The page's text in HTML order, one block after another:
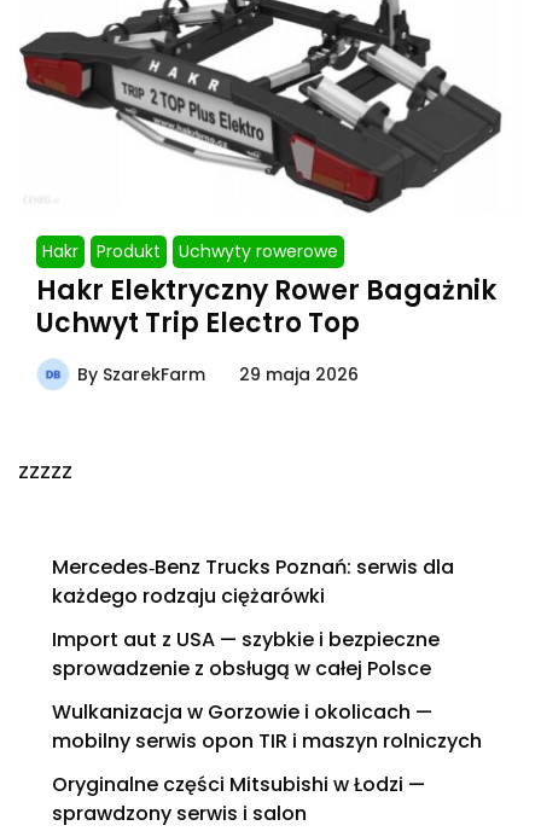
Hakr Produkt Uchwyty rowerowe
Hakr Elektryczny Rower Bagażnik
Uchwyt Trip Electro Top
By SzarekFarm 29 maja 2026
zzzzz
Mercedes‑Benz Trucks Poznań: serwis dla
każdego rodzaju ciężarówki
Import aut z USA — szybkie i bezpieczne
sprowadzenie z obsługą w całej Polsce
Wulkanizacja w Gorzowie i okolicach —
mobilny serwis opon TIR i maszyn rolniczych
Oryginalne części Mitsubishi w Łodzi —
sprawdzony serwis i salon